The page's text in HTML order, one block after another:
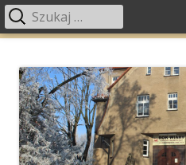
treści
Menu
Szukaj: